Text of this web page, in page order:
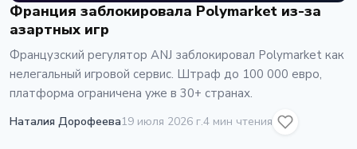
Франция заблокировала Polymarket из-за
азартных игр
Французский регулятор ANJ заблокировал Polymarket как
нелегальный игровой сервис. Штраф до 100 000 евро,
платформа ограничена уже в 30+ странах.
Наталия Дорофеева19 июля 2026 г.4 мин чтения